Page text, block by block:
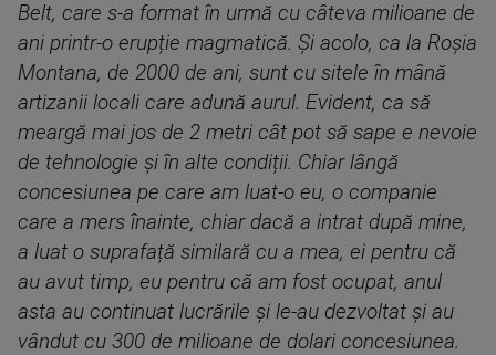
Belt, care s-a format în urmă cu câteva milioane de
ani printr-o erupție magmatică. Și acolo, ca la Roșia
Montana, de 2000 de ani, sunt cu sitele în mână
artizanii locali care adună aurul. Evident, ca să
meargă mai jos de 2 metri cât pot să sape e nevoie
de tehnologie și în alte condiții. Chiar lângă
concesiunea pe care am luat-o eu, o companie
care a mers înainte, chiar dacă a intrat după mine,
a luat o suprafață similară cu a mea, ei pentru că
au avut timp, eu pentru că am fost ocupat, anul
asta au continuat lucrările și le-au dezvoltat și au
vândut cu 300 de milioane de dolari concesiunea.